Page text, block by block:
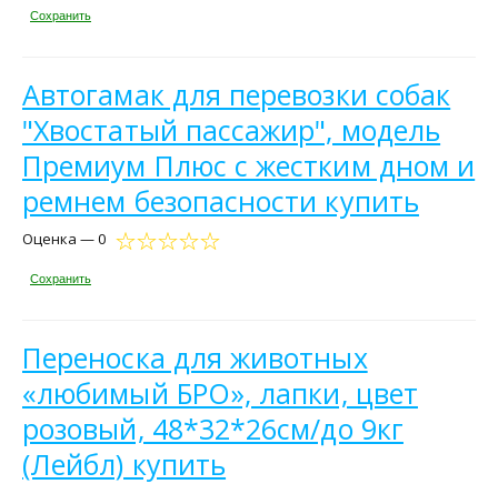
Сохранить
Автогамак для перевозки собак
"Хвостатый пассажир", модель
Премиум Плюс с жестким дном и
ремнем безопасности купить
Оценка — 0
Сохранить
Переноска для животных
«любимый БРО», лапки, цвет
розовый, 48*32*26см/до 9кг
(Лейбл) купить